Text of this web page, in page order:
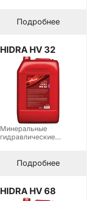
современных
гидравлических
Подробнее
HIDRA HV 32
Минеральные
гидравлические
среды в
гидростатических…
Подробнее
HIDRA HV 68